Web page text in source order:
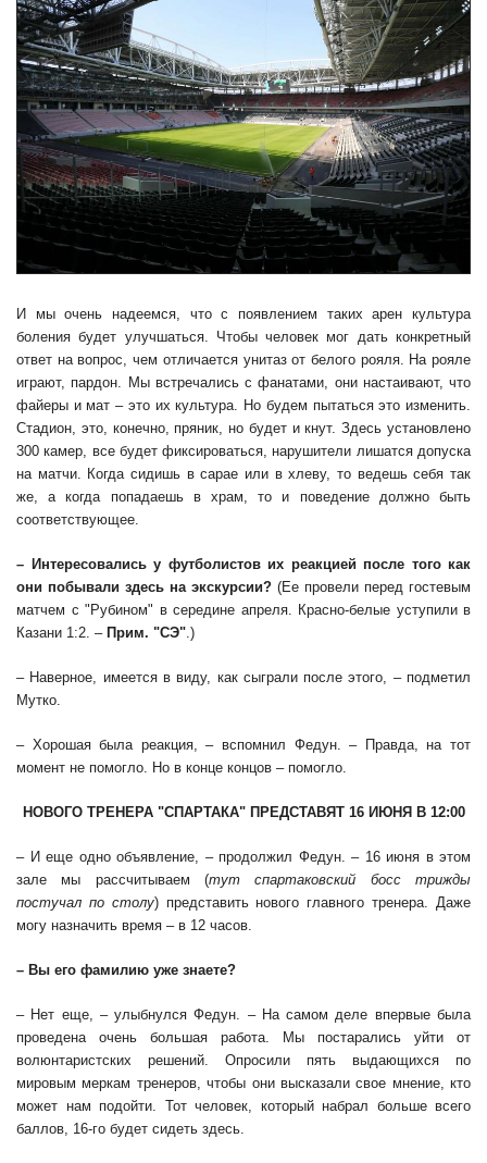
И мы очень надеемся, что с появлением таких арен культура
боления будет улучшаться. Чтобы человек мог дать конкретный
ответ на вопрос, чем отличается унитаз от белого рояля. На рояле
играют, пардон. Мы встречались с фанатами, они настаивают, что
файеры и мат – это их культура. Но будем пытаться это изменить.
Стадион, это, конечно, пряник, но будет и кнут. Здесь установлено
300 камер, все будет фиксироваться, нарушители лишатся допуска
на матчи. Когда сидишь в сарае или в хлеву, то ведешь себя так
же, а когда попадаешь в храм, то и поведение должно быть
соответствующее.
– Интересовались у футболистов их реакцией после того как
они побывали здесь на экскурсии? (Ее провели перед гостевым
матчем с "Рубином" в середине апреля. Красно-белые уступили в
Казани 1:2. – Прим. "СЭ" .)
– Наверное, имеется в виду, как сыграли после этого, – подметил
Мутко.
– Хорошая была реакция, – вспомнил Федун. – Правда, на тот
момент не помогло. Но в конце концов – помогло.
НОВОГО ТРЕНЕРА "СПАРТАКА" ПРЕДСТАВЯТ 16 ИЮНЯ В 12:00
– И еще одно объявление, – продолжил Федун. – 16 июня в этом
зале мы рассчитываем (тут спартаковский босс трижды
постучал по столу) представить нового главного тренера. Даже
могу назначить время – в 12 часов.
– Вы его фамилию уже знаете?
– Нет еще, – улыбнулся Федун. – На самом деле впервые была
проведена очень большая работа. Мы постарались уйти от
волюнтаристских решений. Опросили пять выдающихся по
мировым меркам тренеров, чтобы они высказали свое мнение, кто
может нам подойти. Тот человек, который набрал больше всего
баллов, 16-го будет сидеть здесь.